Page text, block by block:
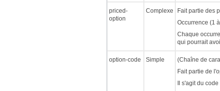
priced-
option
Complexe
Fait partie des
Occurrence (1
Chaque
qui pourrait
option-code Simple
(Chaîne de
Fait partie de
Il s'agit du